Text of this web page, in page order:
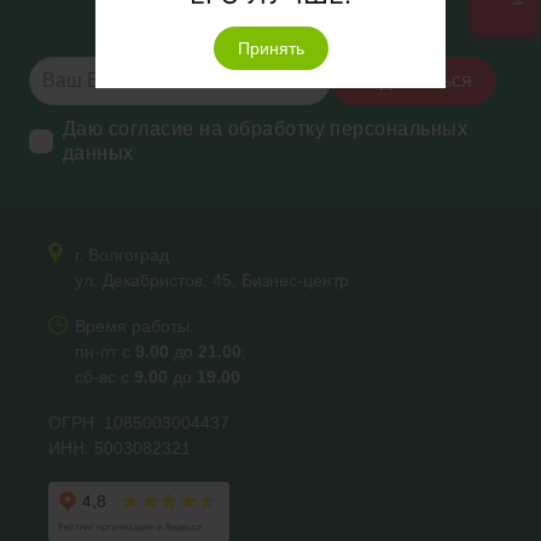
новостях и акциях
Подписаться
Даю согласие на обработку персональных
данных
Принять